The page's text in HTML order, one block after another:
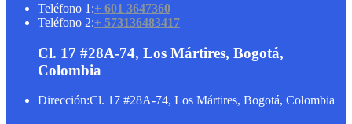
Teléfono 1:+ 601 3647360
Teléfono 2:+ 573136483417
Cl. 17 #28A-74, Los Mártires, Bogotá,
Colombia
Dirección:Cl. 17 #28A-74, Los Mártires, Bogotá, Colombia